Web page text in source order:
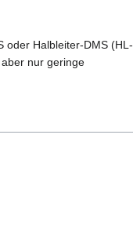
oder Halbleiter-DMS (HL-
nur geringe